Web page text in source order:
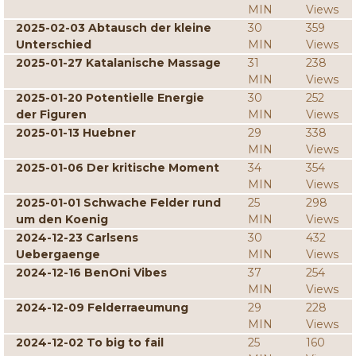
MIN
Views
2025-02-03 Abtausch der kleine
Unterschied
30
MIN
359
Views
2025-01-27 Katalanische Massage
31
MIN
238
Views
2025-01-20 Potentielle Energie
der Figuren
30
MIN
252
Views
2025-01-13 Huebner
29
MIN
338
Views
2025-01-06 Der kritische Moment
34
MIN
354
Views
2025-01-01 Schwache Felder rund
um den Koenig
25
MIN
298
Views
2024-12-23 Carlsens
Uebergaenge
30
MIN
432
Views
2024-12-16 BenOni Vibes
37
MIN
254
Views
2024-12-09 Felderraeumung
29
MIN
228
Views
2024-12-02 To big to fail
25
160